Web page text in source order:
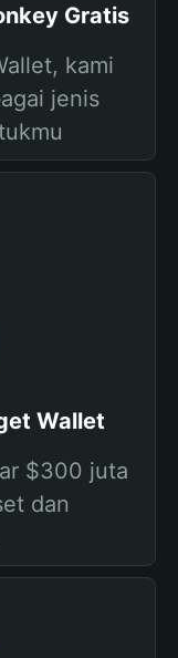
Gratis
kami
jenis
Wallet
$300 juta
dan